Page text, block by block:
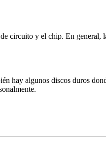
circuito y el chip. En general,
hay algunos discos duros